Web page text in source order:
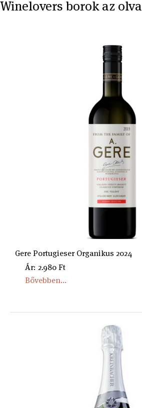
Winelovers borok az
Gere Portugieser Organikus 2024
Ár: 2.980 Ft
Bővebben...